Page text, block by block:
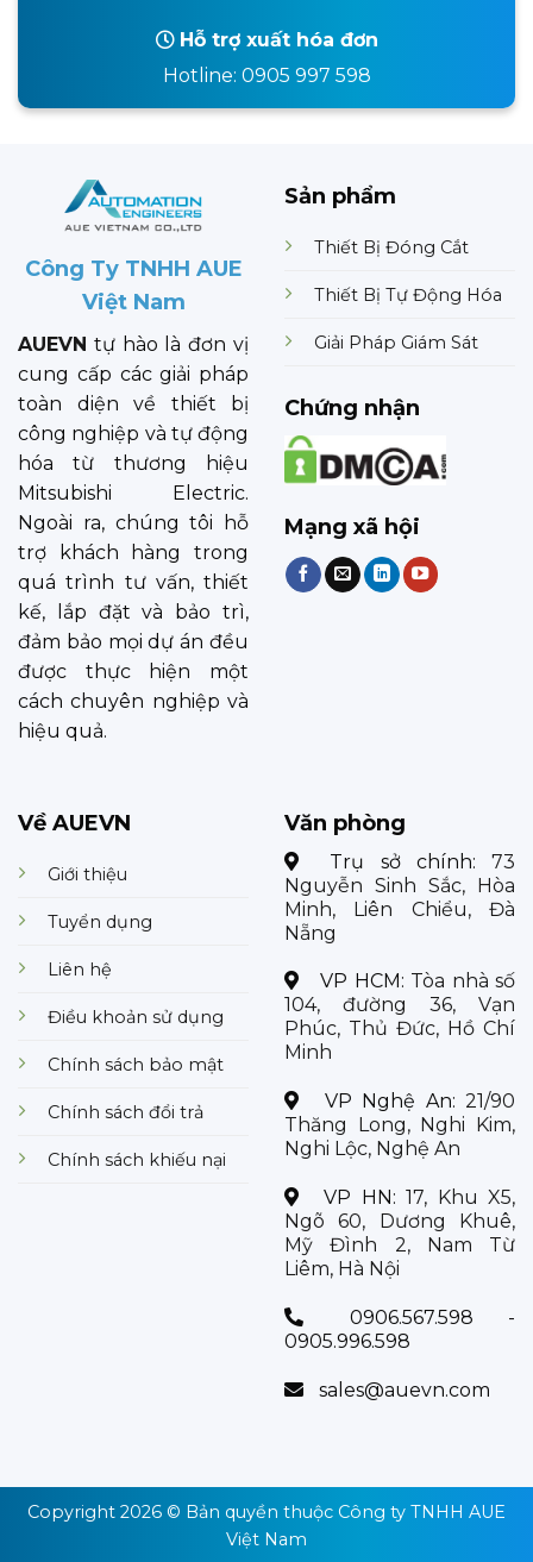
Hỗ trợ xuất hóa đơn
Hotline: 0905 997 598
Công Ty TNHH AUE
Việt Nam
AUEVN tự hào là đơn vị
cung cấp các giải pháp
toàn diện về thiết bị
công nghiệp và tự động
hóa từ thương hiệu
Mitsubishi Electric.
Ngoài ra, chúng tôi hỗ
trợ khách hàng trong
quá trình tư vấn, thiết
kế, lắp đặt và bảo trì,
đảm bảo mọi dự án đều
được thực hiện một
cách chuyên nghiệp và
hiệu quả.
Sản phẩm
Thiết Bị Đóng Cắt
Thiết Bị Tự Động Hóa
Giải Pháp Giám Sát
Chứng nhận
Mạng xã hội
Về AUEVN
Giới thiệu
Tuyển dụng
Liên hệ
Điều khoản sử dụng
Chính sách bảo mật
Chính sách đổi trả
Chính sách khiếu nại
Văn phòng
Trụ sở chính: 73
Nguyễn Sinh Sắc, Hòa
Minh, Liên Chiểu, Đà
Nẵng
VP HCM: Tòa nhà số
104, đường 36, Vạn
Phúc, Thủ Đức, Hồ Chí
Minh
VP Nghệ An: 21/90
Thăng Long, Nghi Kim,
Nghi Lộc, Nghệ An
VP HN:17, Khu X5,
Ngõ 60, Dương Khuê,
Mỹ Đình 2, Nam Từ
Liêm, Hà Nội
0906.567.598 -
0905.996.598
sales@auevn.com
Copyright 2026 © Bản quyền thuộc Công ty TNHH AUE
Việt Nam